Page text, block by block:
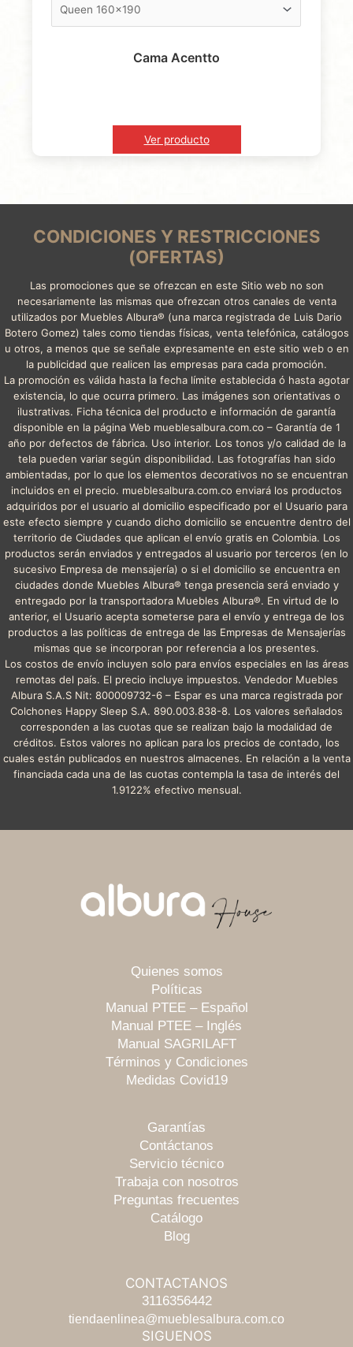
Cama Acentto
Ver producto
CONDICIONES Y RESTRICCIONES
(OFERTAS)
Las promociones que se ofrezcan en este Sitio web no son
necesariamente las mismas que ofrezcan otros canales de venta
utilizados por Muebles Albura® (una marca registrada de Luis Dario
Botero Gomez) tales como tiendas físicas, venta telefónica, catálogos
u otros, a menos que se señale expresamente en este sitio web o en
la publicidad que realicen las empresas para cada promoción.
La promoción es válida hasta la fecha límite establecida ó hasta agotar
existencia, lo que ocurra primero. Las imágenes son orientativas o
ilustrativas. Ficha técnica del producto e información de garantía
disponible en la página Web mueblesalbura.com.co – Garantía de 1
año por defectos de fábrica. Uso interior. Los tonos y/o calidad de la
tela pueden variar según disponibilidad. Las fotografías han sido
ambientadas, por lo que los elementos decorativos no se encuentran
incluidos en el precio. mueblesalbura.com.co enviará los productos
adquiridos por el usuario al domicilio especificado por el Usuario para
este efecto siempre y cuando dicho domicilio se encuentre dentro del
territorio de Ciudades que aplican el envío gratis en Colombia. Los
productos serán enviados y entregados al usuario por terceros (en lo
sucesivo Empresa de mensajería) o si el domicilio se encuentra en
ciudades donde Muebles Albura® tenga presencia será enviado y
entregado por la transportadora Muebles Albura®. En virtud de lo
anterior, el Usuario acepta someterse para el envío y entrega de los
productos a las políticas de entrega de las Empresas de Mensajerías
mismas que se incorporan por referencia a los presentes.
Los costos de envío incluyen solo para envíos especiales en las áreas
remotas del país. El precio incluye impuestos. Vendedor Muebles
Albura S.A.S Nit: 800009732-6 – Espar es una marca registrada por
Colchones Happy Sleep S.A. 890.003.838-8. Los valores señalados
corresponden a las cuotas que se realizan bajo la modalidad de
créditos. Estos valores no aplican para los precios de contado, los
cuales están publicados en nuestros almacenes. En relación a la venta
financiada cada una de las cuotas contempla la tasa de interés del
1.9122% efectivo mensual.
Quienes somos
Políticas
Manual PTEE – Español
Manual PTEE – Inglés
Manual SAGRILAFT
Términos y Condiciones
Medidas Covid19
Garantías
Contáctanos
Servicio técnico
Trabaja con nosotros
Preguntas frecuentes
Catálogo
Blog
CONTACTANOS
3116356442
tiendaenlinea@mueblesalbura.com.co
SIGUENOS